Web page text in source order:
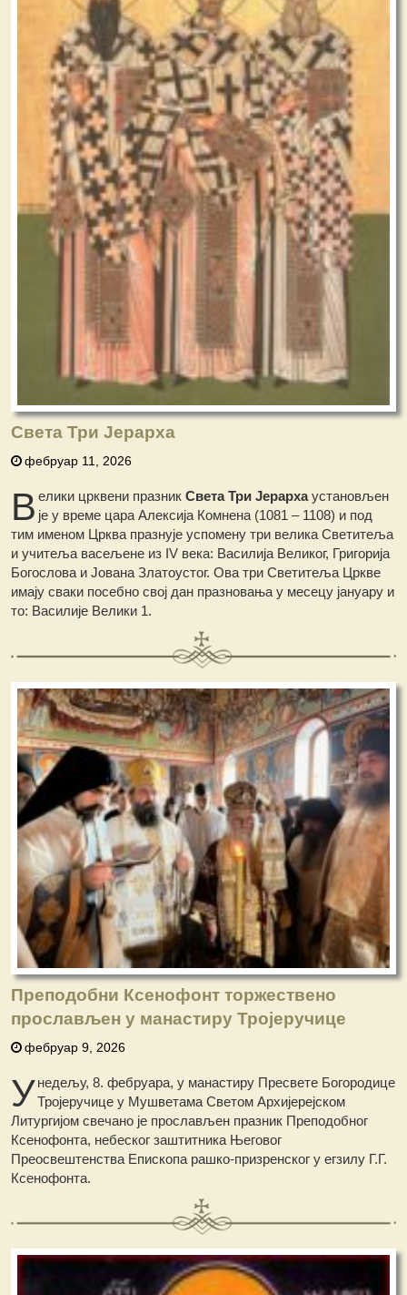
Света Три Јерарха
фебруар 11, 2026
В елики црквени празникСвета Три Јерархаустановљен
је у време цара Алексија Комнена (1081 – 1108) и под
тим именом Црква празнује успомену три велика Светитеља
и учитеља васељене из IV века: Василија Великог, Григорија
Богослова и Јована Златоустог. Ова три Светитеља Цркве
имају сваки посебно свој дан празновања у месецу јануару и
то: Василије Велики 1.
Преподобни Ксенофонт торжествено
прослављен у манастиру Тројеручице
фебруар 9, 2026
Унедељу, 8. фебруара, у манастиру Пресвете Богородице
Тројеручице у Мушветама Светом Архијерејском
Литургијом свечано је прослављен празник Преподобног
Ксенофонта, небеског заштитника Његовог
Преосвештенства Епископа рашко-призренског у егзилу Г.Г.
Ксенофонта.